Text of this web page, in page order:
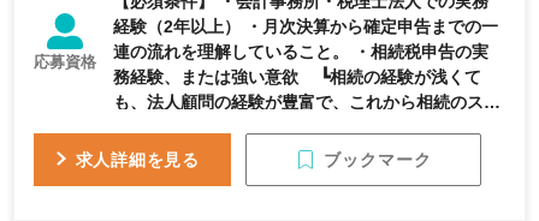
産性を高め、プロとしての価値を最大化できる職場
です。 あなたの専門性を、湘南で一段上のステー
ジへ引き上げませんか？
応募資格
経験（2年以上） ・月次決算から確定申告までの一
連の流れを理解していること。 ・相続税申告の実
務経験、または強い意欲 ┗相続の経験が浅くて
も、法人顧問の経験が豊富で、これから相続のスペ
と連携しながら仕事を進められるコミュニケーショ
求人詳細を見る ブックマーク